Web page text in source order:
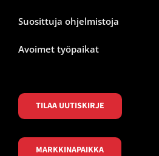
Suosittuja ohjelmistoja
Avoimet työpaikat
TILAA UUTISKIRJE
MARKKINAPAIKKA